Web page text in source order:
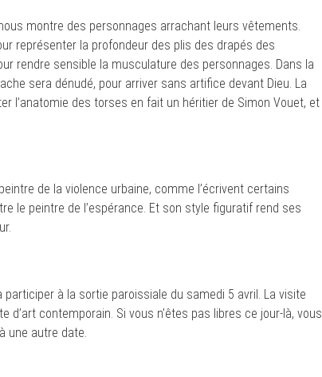
montre des personnages arrachant leurs vêtements.
représenter la profondeur des plis des drapés des
rendre sensible la musculature des personnages. Dans la
sera dénudé, pour arriver sans artifice devant Dieu. La
l’anatomie des torses en fait un héritier de Simon Vouet, et
de la violence urbaine, comme l’écrivent certains
le peintre de l’espérance. Et son style figuratif rend ses
à la sortie paroissiale du samedi 5 avril. La visite
d’art contemporain. Si vous n’êtes pas libres ce jour-là, vous
une autre date.